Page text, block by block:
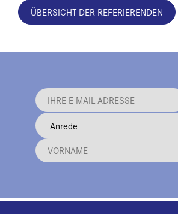
ÜBERSICHT DER REFERIERENDEN